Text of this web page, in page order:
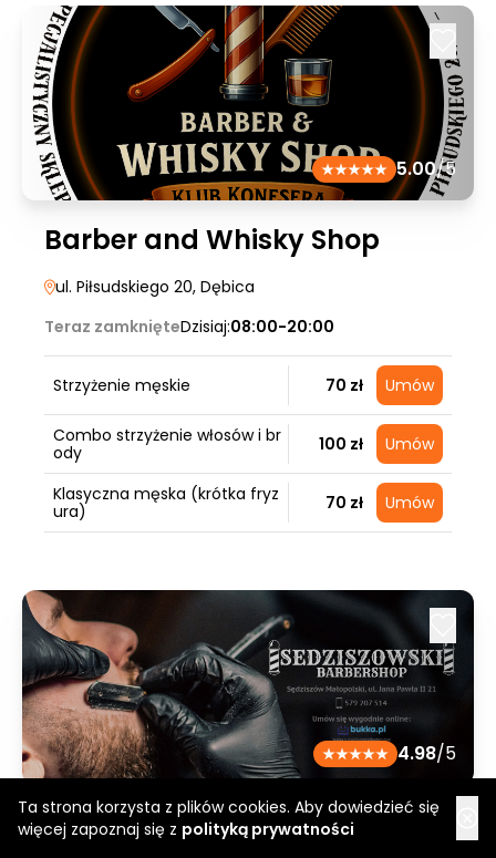
Ta strona korzysta z plików cookies. Aby dowiedzieć się
więcej zapoznaj się z polityką prywatności
5.00/5
Barber and Whisky Shop
ul. Piłsudskiego 20, Dębica
Teraz zamknięteDzisiaj:08:00-20:00
Strzyżenie męskie 70 zł Umów
Combo strzyżenie włosów i br
ody
100 zł Umów
Klasyczna męska (krótka fryz
ura)
70 zł Umów
4.98/5
Sędziszowski Barbershop